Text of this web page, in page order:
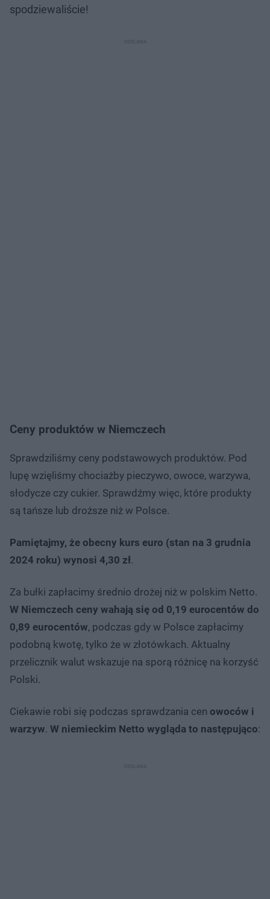
spodziewaliście!
Ceny produktów w Niemczech
Sprawdziliśmy ceny podstawowych produktów. Pod
lupę wzięliśmy chociażby pieczywo, owoce, warzywa,
słodycze czy cukier. Sprawdźmy więc, które produkty
są tańsze lub droższe niż w Polsce.
Pamiętajmy, że obecny kurs euro (stan na 3 grudnia
2024 roku) wynosi 4,30 zł.
Za bułki zapłacimy średnio drożej niż w polskim Netto.
W Niemczech ceny wahają się od 0,19 eurocentów do
0,89 eurocentów, podczas gdy w Polsce zapłacimy
podobną kwotę, tylko że w złotówkach. Aktualny
przelicznik walut wskazuje na sporą różnicę na korzyść
Polski.
Ciekawie robi się podczas sprawdzania cen owoców i
warzyw. W niemieckim Netto wygląda to następująco: